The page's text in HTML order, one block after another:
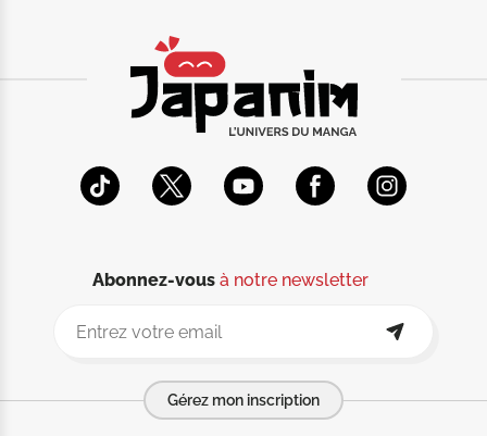
Abonnez-vousà notre newsletter
Gérez mon inscription